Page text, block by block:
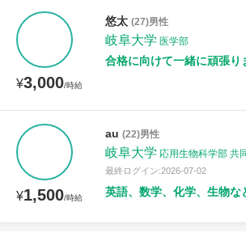
¥3,000/時給
悠太 (27)男性
岐阜大学 医学部
合格に向けて一緒に頑張り
¥1,500/時給
au (22)男性
岐阜大学 応用生物科学部 共
最終ログイン:2026-07-02
英語、数学、化学、生物な